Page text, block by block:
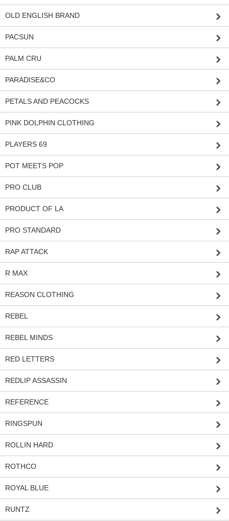
OLD ENGLISH BRAND
PACSUN
PALM CRU
PARADISE&CO
PETALS AND PEACOCKS
PINK DOLPHIN CLOTHING
PLAYERS 69
POT MEETS POP
PRO CLUB
PRODUCT OF LA
PRO STANDARD
RAP ATTACK
R MAX
REASON CLOTHING
REBEL
REBEL MINDS
RED LETTERS
REDLIP ASSASSIN
REFERENCE
RINGSPUN
ROLLIN HARD
ROTHCO
ROYAL BLUE
RUNTZ